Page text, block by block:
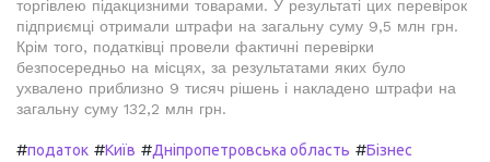
торгівлею підакцизними товарами. У результаті цих перевірок
підприємці отримали штрафи на загальну суму 9,5 млн грн.
Крім того, податківці провели фактичні перевірки
безпосередньо на місцях, за результатами яких було
ухвалено приблизно 9 тисяч рішень і накладено штрафи на
загальну суму 132,2 млн грн.
#податок #Київ #Дніпропетровська область #Бізнес